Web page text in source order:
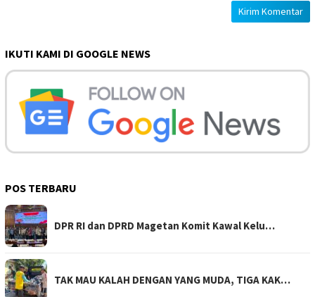
IKUTI KAMI DI GOOGLE NEWS
POS TERBARU
DPR RI dan DPRD Magetan Komit Kawal Kelu…
TAK MAU KALAH DENGAN YANG MUDA, TIGA KAK…